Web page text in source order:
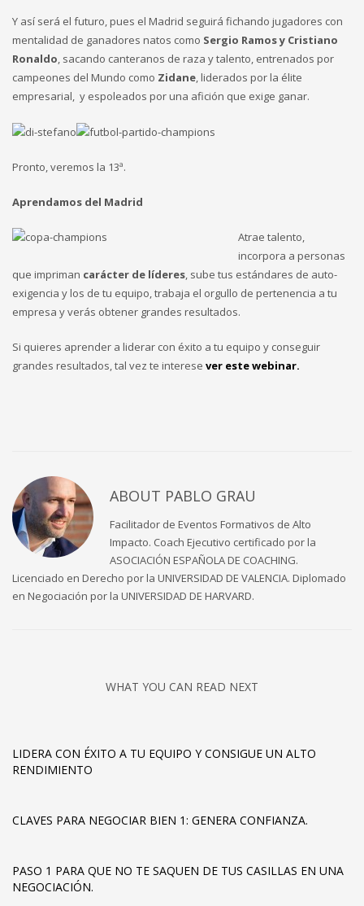
Y así será el futuro, pues el Madrid seguirá fichando jugadores con
mentalidad de ganadores natos como Sergio Ramos y Cristiano
Ronaldo, sacando canteranos de raza y talento, entrenados por
campeones del Mundo como Zidane, liderados por la élite
empresarial, y espoleados por una afición que exige ganar.
Pronto, veremos la 13ª.
Aprendamos del Madrid
Atrae talento,
incorpora a personas
que impriman carácter de líderes, sube tus estándares de auto-
exigencia y los de tu equipo, trabaja el orgullo de pertenencia a tu
empresa y verás obtener grandes resultados.
Si quieres aprender a liderar con éxito a tu equipo y conseguir
grandes resultados, tal vez te interese ver este webinar.
ABOUT PABLO GRAU
Facilitador de Eventos Formativos de Alto
Impacto. Coach Ejecutivo certificado por la
ASOCIACIÓN ESPAÑOLA DE COACHING.
Licenciado en Derecho por la UNIVERSIDAD DE VALENCIA. Diplomado
en Negociación por la UNIVERSIDAD DE HARVARD.
WHAT YOU CAN READ NEXT
LIDERA CON ÉXITO A TU EQUIPO Y CONSIGUE UN ALTO
RENDIMIENTO
CLAVES PARA NEGOCIAR BIEN 1: GENERA CONFIANZA.
PASO 1 PARA QUE NO TE SAQUEN DE TUS CASILLAS EN UNA
NEGOCIACIÓN.